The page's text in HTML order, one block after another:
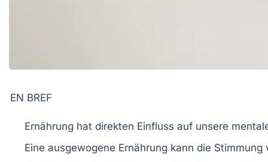
EN BREF
Ernährung hat direkten Einfluss auf unsere
Eine ausgewogene Ernährung kann die Stimmung